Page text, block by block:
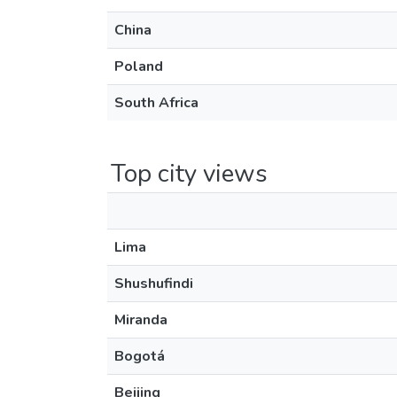
China
Poland
South Africa
Top city views
Lima
Shushufindi
Miranda
Bogotá
Beijing